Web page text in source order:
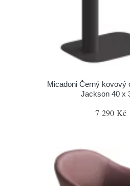
Micadoni Černý kovový
Jackson 40 x
7 290 Kč